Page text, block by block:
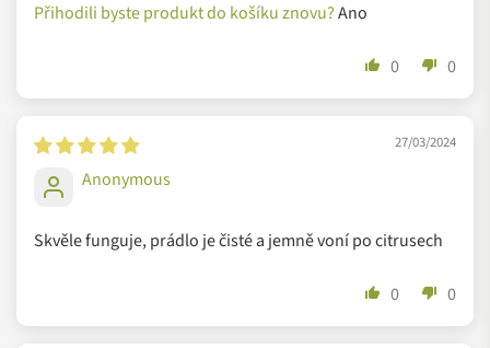
Domácnost ze škatulky se dvěma přípravky
Dokážete si představit, že by vám k péči o domácnost stačily
pouze dva přípravky? V Mulieres to zvládají s lehkostí. Vytvořili
dva produkty, přírodní univerzální čistič a přírodní gel na
praní, které shrábnou do kapsy celý zástup lahviček z poliček
Přihodili byste produkt do košíku znovu?Ano
0 0
27/03/2024
Anonymous
Skvěle funguje, prádlo je čisté a jemně voní po citrusech
0 0